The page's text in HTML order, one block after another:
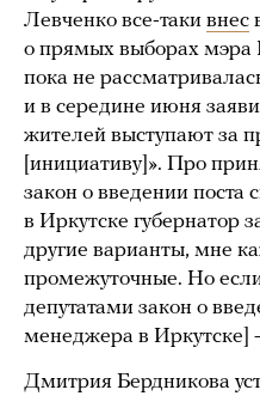
Левченко все-таки внес
о прямых выборах мэра
пока не
и в середине июня
жителей выступают за
[инициативу]». Про
закон о введении поста
в Иркутске губернатор
другие варианты, мне
промежуточные. Но
депутатами закон о
менеджера в Иркутске]
Дмитрия Бердникова